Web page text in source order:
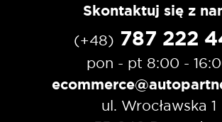
Skontaktuj się z
(+48) 787 222
pon - pt 8:00 -
ul. Wrocławska 1